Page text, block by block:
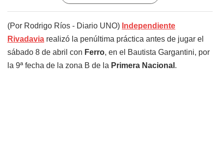
(Por Rodrigo Ríos - Diario UNO) Independiente
Rivadavia realizó la penúltima práctica antes de jugar el
sábado 8 de abril con Ferro, en el Bautista Gargantini, por
la 9ª fecha de la zona B de la Primera Nacional .